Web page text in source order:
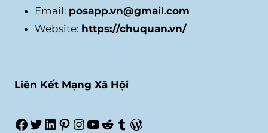
Email: posapp.vn@gmail.com
Website: https://chuquan.vn/
Liên Kết Mạng Xã Hội
Facebook
Twitter
LinkedIn
Pinterest
Instagram
Youtube
Reddit
Tumblr
WordPress